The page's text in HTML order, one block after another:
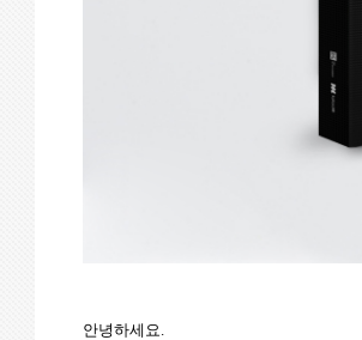
안녕하세요